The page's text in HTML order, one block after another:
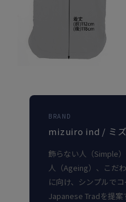
BRAND
mizuiro ind / ミ
飾らない人（Simple
人（Ageing）、こだ
に向け、シンプルで
Japanese Tradを提案